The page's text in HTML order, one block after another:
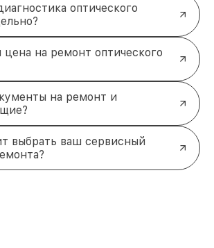
оптического
цена на ремонт оптического
на ремонт и
выбрать ваш сервисный